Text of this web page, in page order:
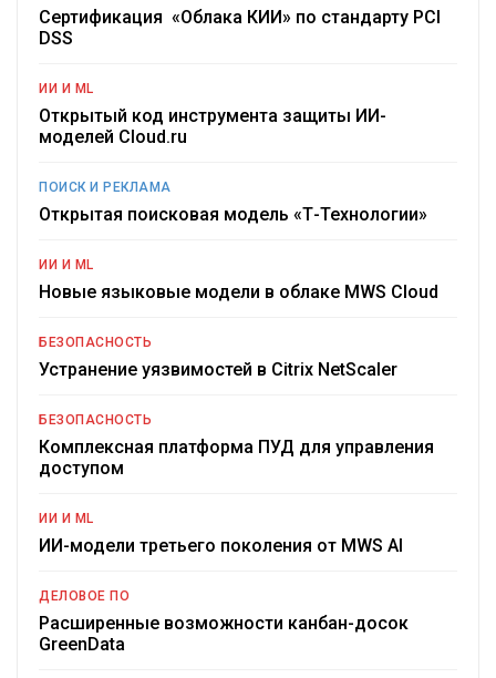
Сертификация «Облака КИИ» по стандарту PCI
DSS
ИИ И ML
Открытый код инструмента защиты ИИ-
моделей Cloud.ru
ПОИСК И РЕКЛАМА
Открытая поисковая модель «Т-Технологии»
ИИ И ML
Новые языковые модели в облаке MWS Cloud
БЕЗОПАСНОСТЬ
Устранение уязвимостей в Citrix NetScaler
БЕЗОПАСНОСТЬ
Комплексная платформа ПУД для управления
доступом
ИИ И ML
ИИ-модели третьего поколения от MWS AI
ДЕЛОВОЕ ПО
Расширенные возможности канбан-досок
GreenData